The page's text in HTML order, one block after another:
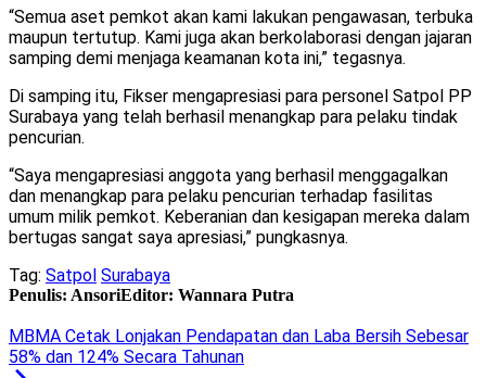
“Semua aset pemkot akan kami lakukan pengawasan, terbuka
maupun tertutup. Kami juga akan berkolaborasi dengan jajaran
samping demi menjaga keamanan kota ini,” tegasnya.
Di samping itu, Fikser mengapresiasi para personel Satpol PP
Surabaya yang telah berhasil menangkap para pelaku tindak
pencurian.
“Saya mengapresiasi anggota yang berhasil menggagalkan
dan menangkap para pelaku pencurian terhadap fasilitas
umum milik pemkot. Keberanian dan kesigapan mereka dalam
bertugas sangat saya apresiasi,” pungkasnya.
Tag: Satpol Surabaya
Penulis: AnsoriEditor: Wannara Putra
MBMA Cetak Lonjakan Pendapatan dan Laba Bersih Sebesar
58% dan 124% Secara Tahunan